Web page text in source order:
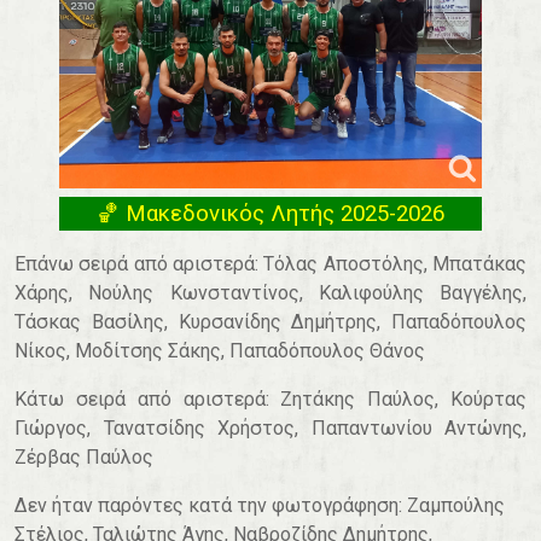
🏀 Μακεδονικός Λητής 2025-2026
Επάνω σειρά από αριστερά: Τόλας Αποστόλης, Μπατάκας
Χάρης, Νούλης Κωνσταντίνος, Καλιφούλης Βαγγέλης,
Τάσκας Βασίλης, Κυρσανίδης Δημήτρης, Παπαδόπουλος
Νίκος, Μοδίτσης Σάκης, Παπαδόπουλος Θάνος
Κάτω σειρά από αριστερά: Ζητάκης Παύλος, Κούρτας
Γιώργος, Τανατσίδης Χρήστος, Παπαντωνίου Αντώνης,
Ζέρβας Παύλος
Δεν ήταν παρόντες κατά την φωτογράφηση: Ζαμπούλης
Στέλιος, Ταλιώτης Άγης, Ναβροζίδης Δημήτρης,